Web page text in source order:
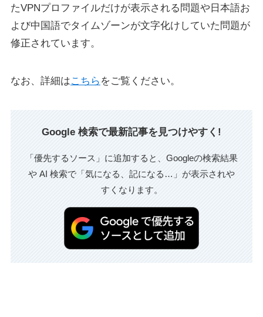
たVPNプロファイルだけが表示される問題や日本語お
よび中国語でタイムゾーンが文字化けしていた問題が
修正されています。
なお、詳細はこちら をご覧ください。
Google 検索で最新記事を見つけやすく!
「優先するソース」に追加すると、Googleの検索結果
や AI 検索で「気になる、記になる…」が表示されや
すくなります。